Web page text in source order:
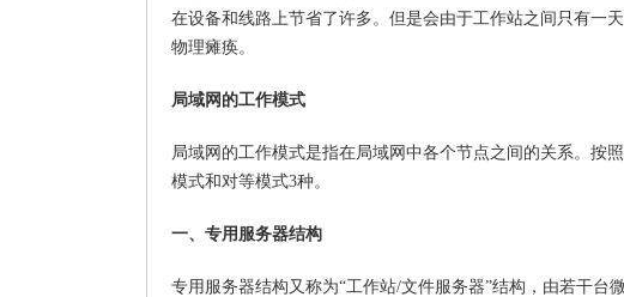
在设备和线路上节省了许多。但是会由于工作站之间只有一
物理瘫痪。
局域网的工作模式
局域网的工作模式是指在局域网中各个节点之间的关系。按
模式和对等模式3种。
一、专用服务器结构
专用服务器结构又称为“工作站/文件服务器”结构，由若干